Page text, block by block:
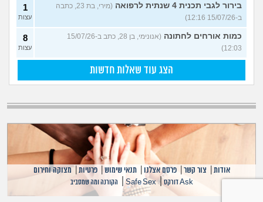
בירור לגבי תכנית 4 שנתית לרפואה
(מירי, בת 23, כתבה
ב-15/07/26 12:16)
1
עצות
כמות אורחים לחתונה
(אנונימי, בן 28, כתב ב-15/07/26
12:03)
8
עצות
הצג עוד שאלות חדשות
אודות צור קשר |פרסם אצלנו |תנאי שימוש |פרטיות |מצוקה וחירום
Ask דורקס |
Safe Sex
| הקורנה ומה שמסביב